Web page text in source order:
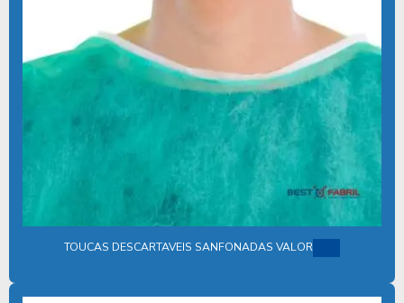
DESCARTÁVEIS PARA HOSPITAIS
DESCARTÁVEIS HOSPITALARES
DESCARTAVEIS MEDICOS
EQUIPAMENTOS DE PROTEÇÃO INDIVIDUAL HOSPITALAR
TOUCAS DESCARTAVEIS SANFONADAS VALOR